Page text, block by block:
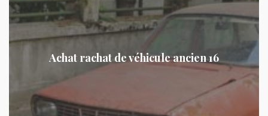
Achat rachat de véhicule ancien 16